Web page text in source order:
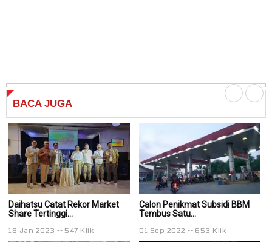
BACA JUGA
Daihatsu Catat Rekor Market
Share Tertinggi...
18 Jan 2023 547 Klik
Calon Penikmat Subsidi BBM
Tembus Satu...
01 Sep 2022 653 Klik